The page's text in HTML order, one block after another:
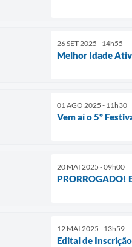
26 SET 2025 - 14h55
Melhor Idade
01 AGO 2025 - 11h30
Vem aí o 5º
20 MAI 2025 - 09h00
PRORROGADO!
12 MAI 2025 - 13h59
Edital de